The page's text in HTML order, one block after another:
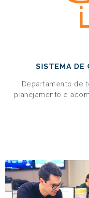
SISTEMA DE
Departamento de
planejamento e